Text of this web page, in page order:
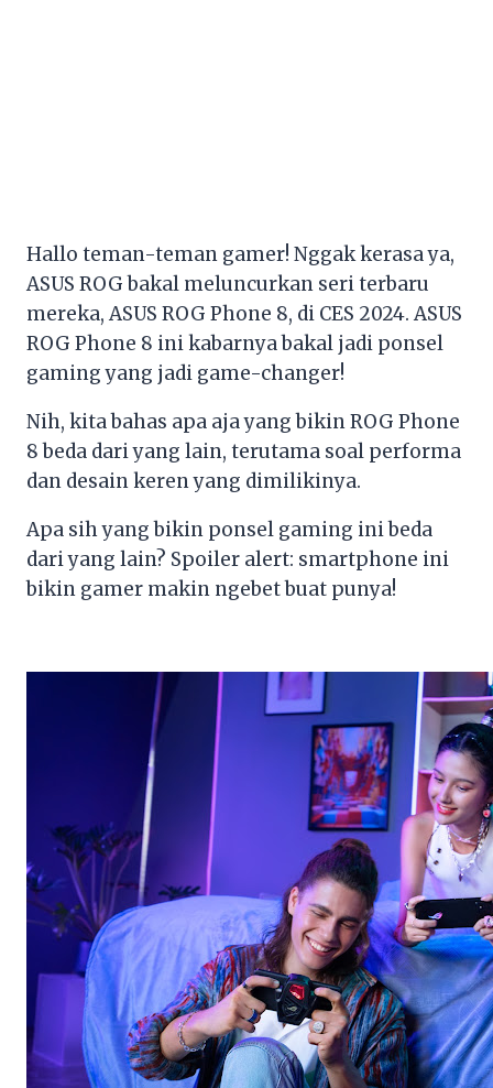
Hallo teman-teman gamer! Nggak kerasa ya,
ASUS ROG bakal meluncurkan seri terbaru
mereka, ASUS ROG Phone 8, di CES 2024. ASUS
ROG Phone 8 ini kabarnya bakal jadi ponsel
gaming yang jadi game-changer!
Nih, kita bahas apa aja yang bikin ROG Phone
8 beda dari yang lain, terutama soal performa
dan desain keren yang dimilikinya.
Apa sih yang bikin ponsel gaming ini beda
dari yang lain? Spoiler alert: smartphone ini
bikin gamer makin ngebet buat punya!